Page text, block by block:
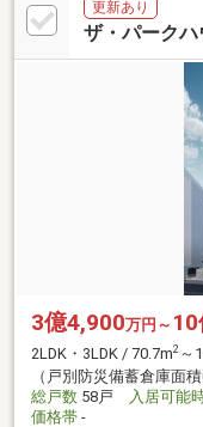
更新あり
ザ・パーク
3億4,900万円～
2LDK・3LDK / 70.7m2 ～
（戸別防災備蓄倉庫面
総戸数 58戸 入居可能
価格帯 -